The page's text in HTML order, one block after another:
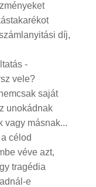
díj,
-
vele?
saját
unokádnak
vagy másnak...
célod
véve azt,
tragédia
e